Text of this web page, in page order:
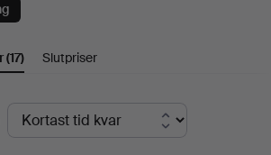
(17) Slutpriser